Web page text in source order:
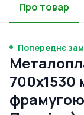
Про товар
Попереднє
700x1530